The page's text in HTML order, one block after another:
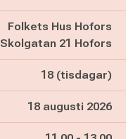
Folkets Hus Hofors
Skolgatan 21 Hofors
18 (tisdagar)
18 augusti 2026